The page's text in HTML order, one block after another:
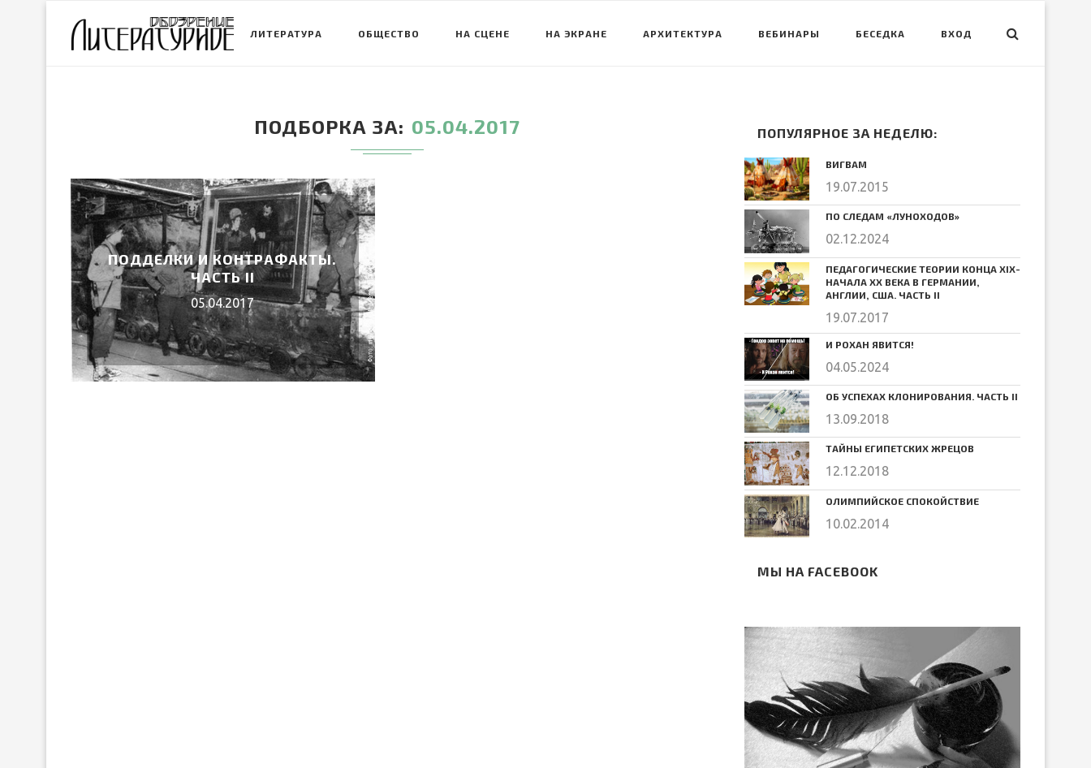
ЛИТЕРАТУРА ОБЩЕСТВО НА СЦЕНЕ НА ЭКРАНЕ АРХИТЕКТУРА ВЕБИНАРЫ БЕСЕДКА ВХОД
ПОДБОРКА ЗА 05.04.2017
ПОДДЕЛКИ И КОНТРАФАКТЫ.
ЧАСТЬ II
05.04.2017
ПОПУЛЯРНОЕ ЗА НЕДЕЛЮ:
ВИГВАМ
19.07.2015
ПО СЛЕДАМ «ЛУНОХОДОВ»
02.12.2024
ПЕДАГОГИЧЕСКИЕ ТЕОРИИ КОНЦА ХIХ-
НАЧАЛА ХХ ВЕКА В ГЕРМАНИИ,
АНГЛИИ, США. ЧАСТЬ II
19.07.2017
И РОХАН ЯВИТСЯ!
04.05.2024
ОБ УСПЕХАХ КЛОНИРОВАНИЯ. ЧАСТЬ II
13.09.2018
ТАЙНЫ ЕГИПЕТСКИХ ЖРЕЦОВ
12.12.2018
ОЛИМПИЙСКОЕ СПОКОЙСТВИЕ
10.02.2014
МЫ НА FACEBOOK